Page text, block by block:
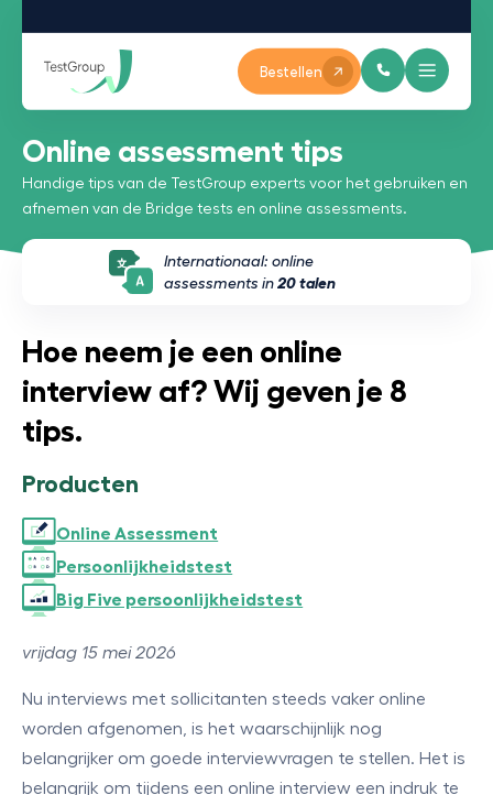
Bestellen
Online assessment tips
Handige tips van de TestGroup experts voor het gebruiken en
afnemen van de Bridge tests en online assessments.
Internationaal: online
assessments in 20 talen
Hoe neem je een online
interview af? Wij geven je 8
tips.
Producten
Online Assessment
Persoonlijkheidstest
Big Five persoonlijkheidstest
vrijdag 15 mei 2026
Nu interviews met sollicitanten steeds vaker online
worden afgenomen, is het waarschijnlijk nog
belangrijker om goede interviewvragen te stellen. Het is
belangrijk om tijdens een online interview een indruk te